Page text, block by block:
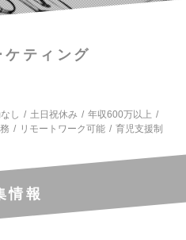
ティング
し 土日祝休み
年収600万以上
リモートワーク可能
育児支援制
情報